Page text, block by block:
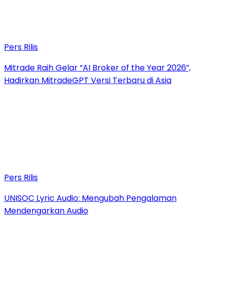
Pers Rilis
Mitrade Raih Gelar “AI Broker of the Year 2026”,
Hadirkan MitradeGPT Versi Terbaru di Asia
Pers Rilis
UNISOC Lyric Audio: Mengubah Pengalaman
Mendengarkan Audio